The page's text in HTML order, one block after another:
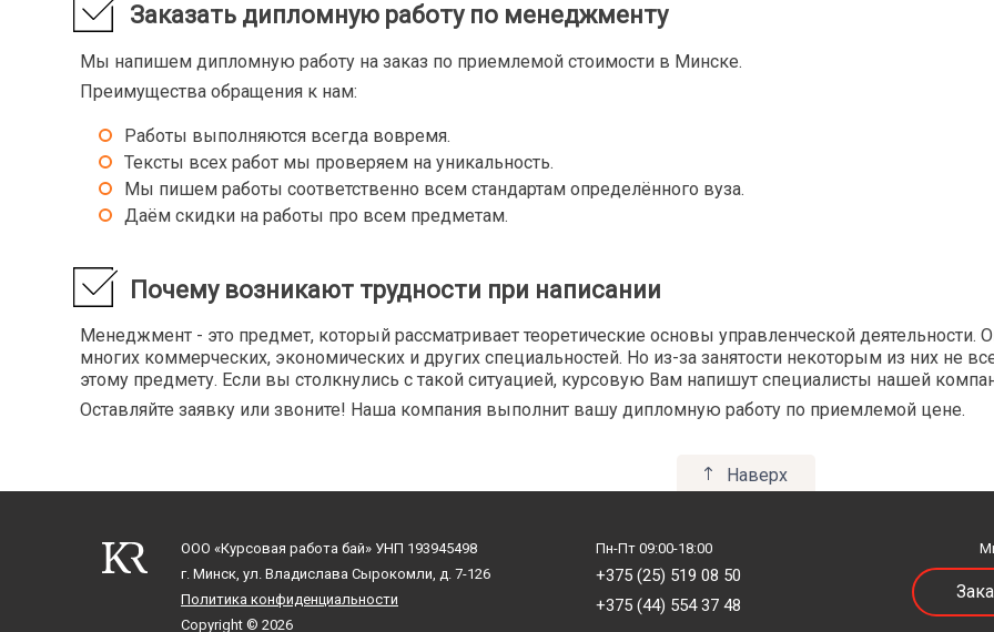
Заказать дипломную работу по менеджменту
Мы напишем дипломную работу на заказ по приемлемой стоимости в Минске.
Преимущества обращения к нам:
Работы выполняются всегда вовремя.
Тексты всех работ мы проверяем на уникальность.
Мы пишем работы соответственно всем стандартам определённого вуза.
Даём скидки на работы про всем предметам.
Почему возникают трудности при написании
Менеджмент - это предмет, который рассматривает теоретические основы управленческой деятельности.
многих коммерческих, экономических и других специальностей. Но из-за занятости некоторым из них не
этому предмету. Если вы столкнулись с такой ситуацией, курсовую Вам напишут специалисты нашей
Оставляйте заявку или звоните! Наша компания выполнит вашу дипломную работу по приемлемой цене.
Наверх
ООО «Курсовая работа бай» УНП 193945498
г. Минск, ул. Владислава Сырокомли, д. 7-126
Политика конфиденциальности
Copyright © 2026
Пн-Пт 09:00-18:00
+375 (25) 519 08 50
+375 (44) 554 37 48